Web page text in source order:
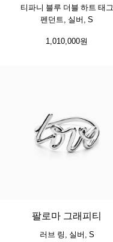
티파니 블루 더블 하트 태그
펜던트, 실버, S
1,010,000원
팔로마 그래피티
러브 링, 실버, S